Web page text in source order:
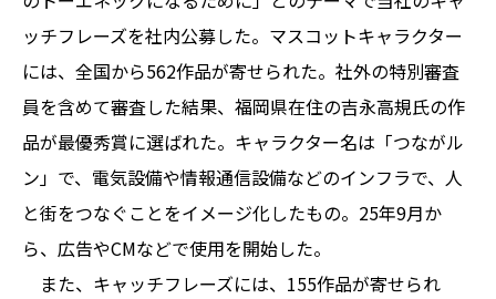
ッチフレーズを社内公募した。マスコットキャラクター
には、全国から562作品が寄せられた。社外の特別審査
員を含めて審査した結果、福岡県在住の吉永高規氏の作
品が最優秀賞に選ばれた。キャラクター名は「つながル
ン」で、電気設備や情報通信設備などのインフラで、人
と街をつなぐことをイメージ化したもの。25年9月か
ら、広告やCMなどで使用を開始した。
また、キャッチフレーズには、155作品が寄せられ